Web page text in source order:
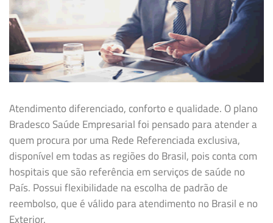
Atendimento diferenciado, conforto e qualidade. O plano
Bradesco Saúde Empresarial foi pensado para atender a
quem procura por uma Rede Referenciada exclusiva,
disponível em todas as regiões do Brasil, pois conta com
hospitais que são referência em serviços de saúde no
País. Possui flexibilidade na escolha de padrão de
reembolso, que é válido para atendimento no Brasil e no
Exterior.